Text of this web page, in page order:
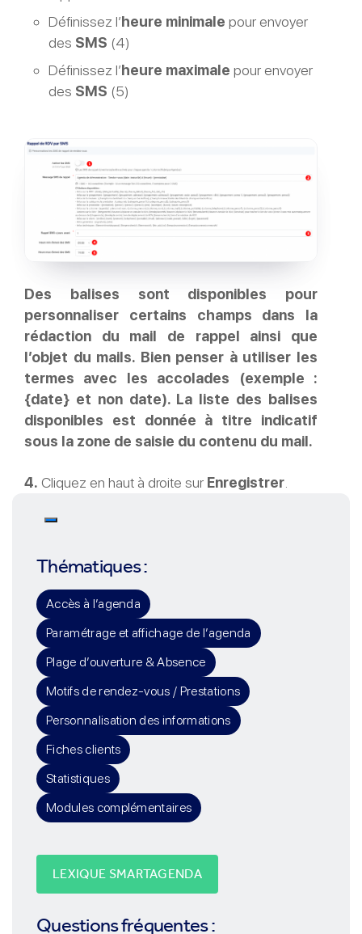
Définissez l’heure minimale pour envoyer
des SMS (4)
Définissez l’heure maximale pour envoyer
des SMS (5)
Des balises sont disponibles pour
personnaliser certains champs dans la
rédaction du mail de rappel ainsi que
l’objet du mails. Bien penser à utiliser les
termes avec les accolades (exemple :
{date} et non date). La liste des balises
disponibles est donnée à titre indicatif
sous la zone de saisie du contenu du mail.
4. Cliquez en haut à droite sur Enregistrer
Rechercher
Thématiques :
Accès à l’agenda
Paramétrage et affichage de l’agenda
Plage d’ouverture & Absence
Motifs de rendez-vous / Prestations
Personnalisation des informations
Fiches clients
Statistiques
Modules complémentaires
LEXIQUE SMARTAGENDA
Questions fréquentes :